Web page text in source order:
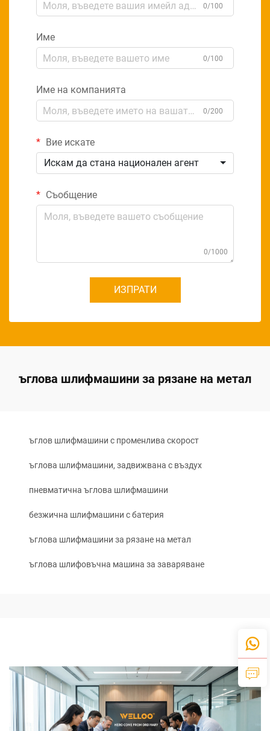
0/100
Име
0/100
Име на компанията
0/200
Вие искате
Искам да стана национален агент
Съобщение
0/1000
ИЗПРАТИ
ъглова шлифмашини за рязане на метал
ъглов шлифмашини с променлива скорост
ъглова шлифмашини, задвижвана с въздух
пневматична ъглова шлифмашини
безжична шлифмашини с батерия
ъглова шлифмашини за рязане на метал
ъглова шлифовъчна машина за заваряване